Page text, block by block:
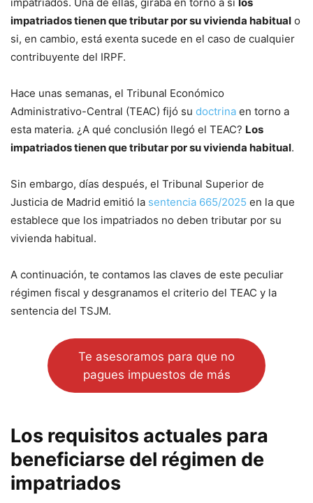
impatriados tienen que tributar por su vivienda habitual o
si, en cambio, está exenta sucede en el caso de cualquier
contribuyente del IRPF.
Hace unas semanas, el Tribunal Económico
Administrativo-Central (TEAC) fijó su doctrina en torno a
esta materia. ¿A qué conclusión llegó el TEAC? Los
impatriados tienen que tributar por su vivienda habitual.
Sin embargo, días después, el Tribunal Superior de
Justicia de Madrid emitió la sentencia 665/2025 en la que
establece que los impatriados no deben tributar por su
vivienda habitual.
A continuación, te contamos las claves de este peculiar
régimen fiscal y desgranamos el criterio del TEAC y la
sentencia del TSJM.
Te asesoramos para que no
pagues impuestos de más
Los requisitos actuales para
beneficiarse del régimen de
impatriados